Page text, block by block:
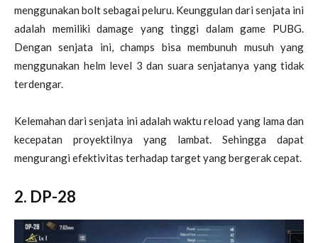
menggunakan bolt sebagai peluru. Keunggulan dari senjata ini
adalah memiliki damage yang tinggi dalam game PUBG.
Dengan senjata ini, champs bisa membunuh musuh yang
menggunakan helm level 3 dan suara senjatanya yang tidak
terdengar.
Kelemahan dari senjata ini adalah waktu reload yang lama dan
kecepatan proyektilnya yang lambat. Sehingga dapat
mengurangi efektivitas terhadap target yang bergerak cepat.
2. DP-28